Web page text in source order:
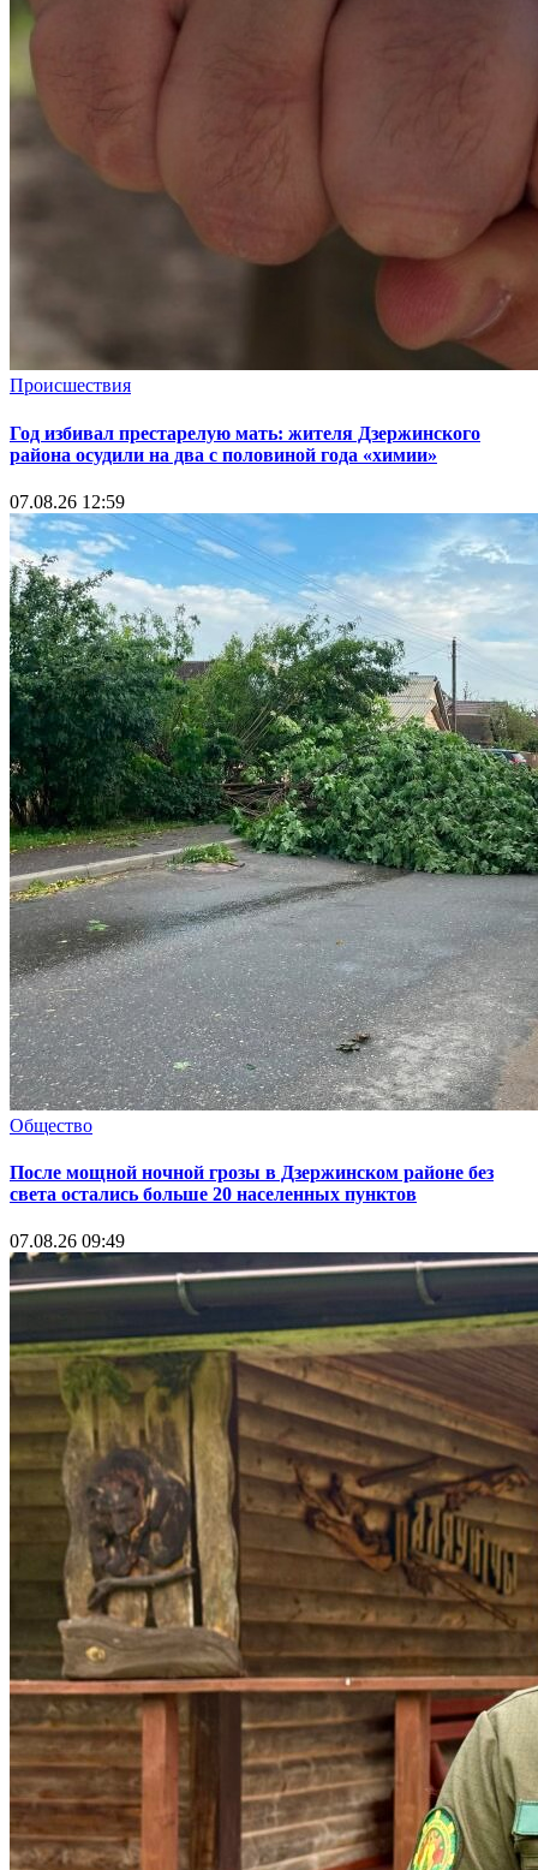
Происшествия
Год избивал престарелую мать: жителя Дзержинского
района осудили на два с половиной года «химии»
07.08.26 12:59
Общество
После мощной ночной грозы в Дзержинском районе без
света остались больше 20 населенных пунктов
07.08.26 09:49